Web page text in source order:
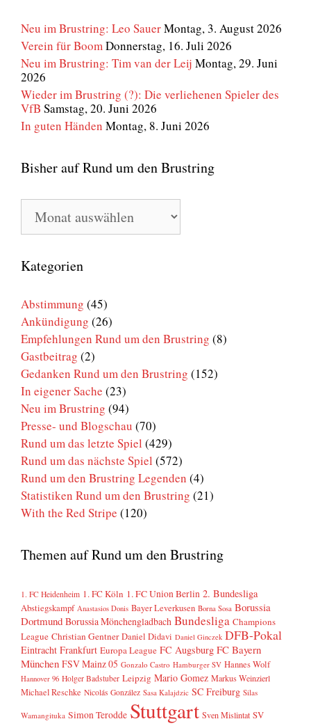
Neu im Brustring: Leo SauerMontag, 3. August 2026
Verein für Boom Donnerstag, 16. Juli 2026
Neu im Brustring: Tim van der Leij Montag, 29. Juni
2026
Wieder im Brustring (?): Die verliehenen Spieler des
VfB Samstag, 20. Juni 2026
In guten Händen Montag, 8. Juni 2026
Bisher auf Rund um den Brustring
Bisher
auf
Rund
den
Brustring
Kategorien
Abstimmung (45)
Ankündigung (26)
Empfehlungen Rund um den Brustring (8)
Gastbeitrag (2)
Gedanken Rund um den Brustring (152)
In eigener Sache (23)
Neu im Brustring (94)
Presse- und Blogschau (70)
Rund um das letzte Spiel (429)
Rund um das nächste Spiel (572)
Rund um den Brustring Legenden (4)
Statistiken Rund um den Brustring (21)
With the Red Stripe (120)
Themen auf Rund um den Brustring
1. FC Heidenheim 1. FC Köln 1. FC Union Berlin 2. Bundesliga
Abstiegskampf Anastasios Donis Bayer Leverkusen Borna Sosa Borussia
Dortmund Borussia Mönchengladbach Bundesliga Champions
League Christian Gentner Daniel Didavi Daniel Ginczek DFB-Pokal
Eintracht Frankfurt Europa League FC Augsburg FC Bayern
München FSV Mainz 05 Gonzalo Castro Hamburger SV Hannes Wolf
Hannover 96 Holger Badstuber Leipzig Mario Gomez Markus Weinzierl
Michael Reschke Nicolás González Sasa Kalajdzic SC Freiburg Silas
Wamangituka Simon Terodde Stuttgart Sven Mislintat SV